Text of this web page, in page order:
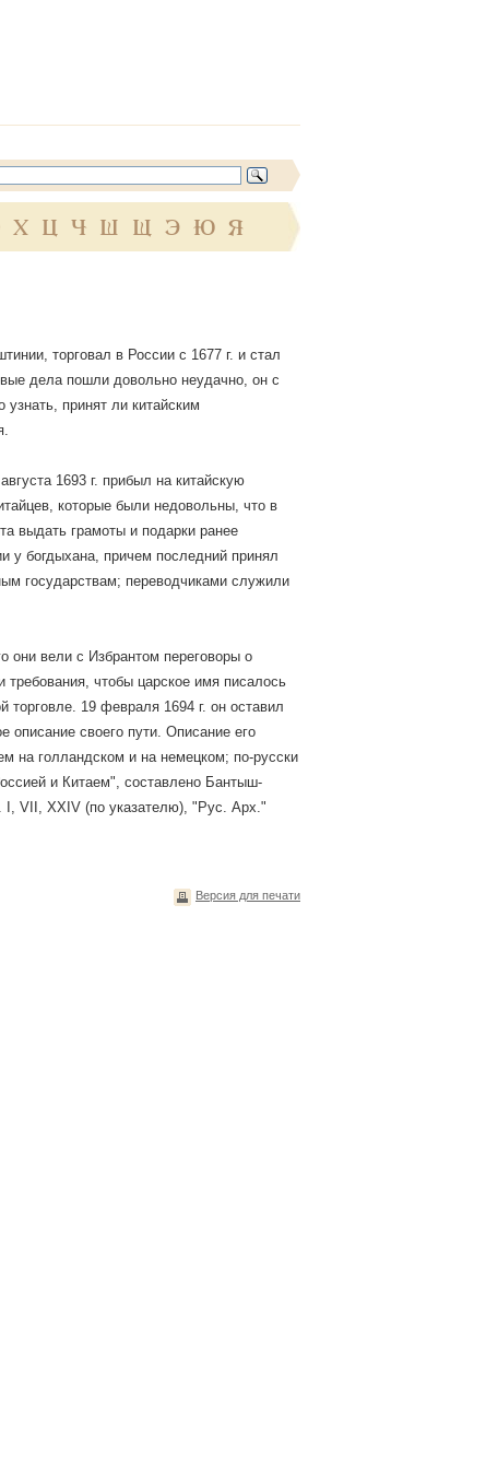
Х Ц Ч Ш Щ Э Ю Я
торговал в России с 1677 г. и стал
дела пошли довольно неудачно, он с
принят ли китайским
1693 г. прибыл на китайскую
которые были недовольны, что в
выдать грамоты и подарки ранее
у богдыхана, причем последний принял
государствам; переводчиками служили
они вели с Избрантом переговоры о
чтобы царское имя писалось
торговле. 19 февраля 1694 г. он оставил
описание своего пути. Описание его
на голландском и на немецком; по-русски
и Китаем", составлено Бантыш-
I, VII, XXIV (по указателю), "Рус. Арх."
Версия для печати